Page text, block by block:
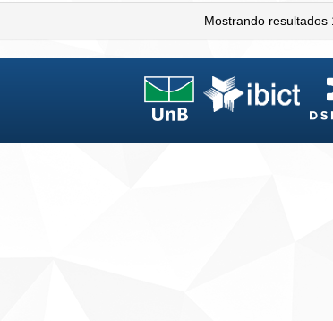
Mostrando resultados